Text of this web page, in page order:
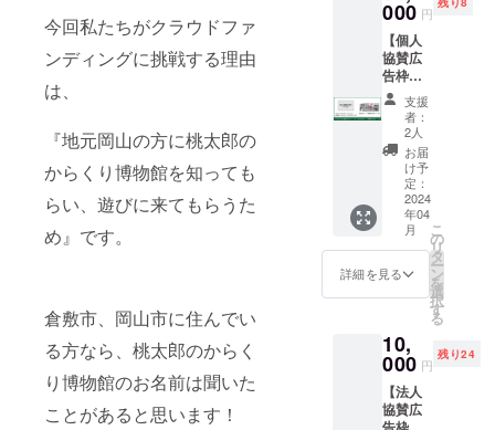
今回私たちがクラウドファ
ンディングに挑戦する理由
は、
『地元岡山の方に桃太郎の
からくり博物館を知っても
らい、遊びに来てもらうた
め』です。
倉敷市、岡山市に住んでい
る方なら、桃太郎のからく
り博物館のお名前は聞いた
ことがあると思います！
1/8サイ
ズとな
ります
※入場者
が必ず
通る出
口通路
に張り
出しま
す ※掲
載期間
は2024
年5月〜
2025年
4月の1
年間 ※
ング終
了後、
掲載希
望のお
名前を
000 円
【個人
協賛広
告枠
（サイ
ズ中）+
桃太郎
のから
くり博
物館入
場チ
ケット5
枚】 ●
個人協
賛広告
枠（サ
イズ
サイズ
はA4の
1/4サイ
ズとな
ります
支援
者：
2人
お届
け予
定：
2024
年04
月
詳細を見る
こ
の
リ
タ
ー
ン
を
選
択
す
る
10,
000 円
残り24
【法人
協賛広